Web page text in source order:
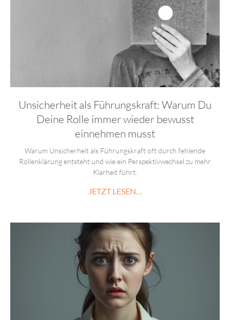
Unsicherheit als Führungskraft: Warum Du
Deine Rolle immer wieder bewusst
einnehmen musst
Warum Unsicherheit als Führungskraft oft durch fehlende
Rollenklärung entsteht und wie ein Perspektivwechsel zu mehr
Klarheit führt.
JETZT LESEN…